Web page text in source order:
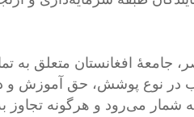
جامعهٔ افغانستان متعلق به
در نوع پوشش، حق آموزش و
به شمار می‌رود و هرگونه